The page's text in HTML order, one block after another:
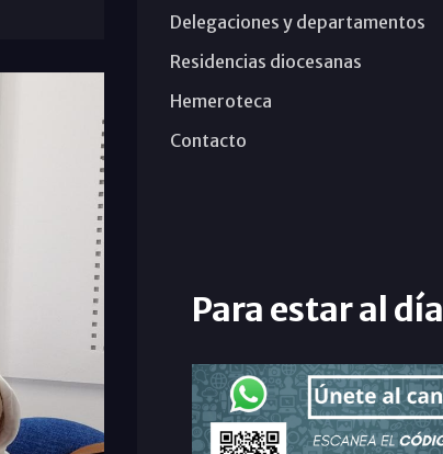
Delegaciones y departamentos
Residencias diocesanas
Hemeroteca
Contacto
Para estar al día